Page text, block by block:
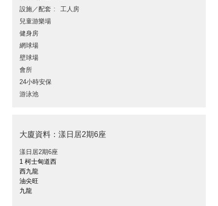
設施／配套
工人房
兒童游樂場
健身房
網球場
壁球場
會所
24小時安保
游泳池
大廈資料：漾日居2期6座
漾日居2期6座
1 柯士甸道西
西九龍
油尖旺
九龍